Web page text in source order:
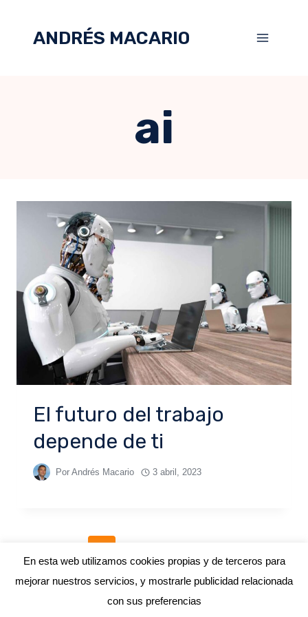
ANDRÉS MACARIO
ai
El futuro del trabajo
depende de ti
Por Andrés Macario 3 abril, 2023
En esta web utilizamos cookies propias y de terceros para
mejorar nuestros servicios, y mostrarle publicidad relacionada
con sus preferencias